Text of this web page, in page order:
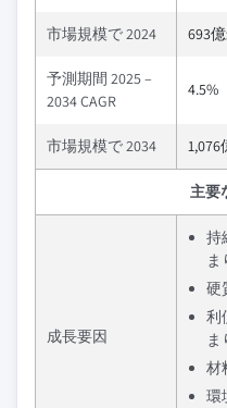
市場規模で 2024 693
予測期間 2025 –
2034 CAGR
4.5%
市場規模で 2034
主要
成長要因
持
ま
硬
利
ま
材
環